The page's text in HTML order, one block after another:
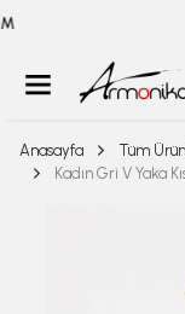
Anasayfa Tüm
Kadın Gri V Yaka